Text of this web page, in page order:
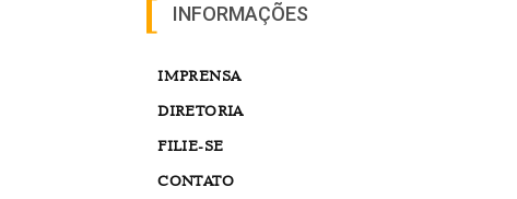
INFORMAÇÕES
IMPRENSA
DIRETORIA
FILIE-SE
CONTATO